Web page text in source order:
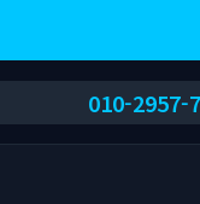
010-2957-